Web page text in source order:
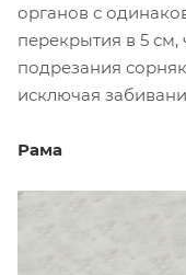
органов с
перекрытия в 5 см,
подрезания
исключая
Рама